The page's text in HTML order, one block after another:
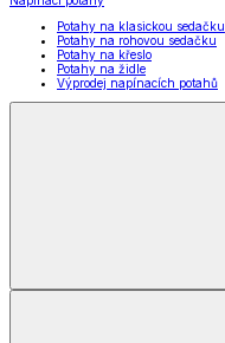
Potahy na klasickou sedačku
Potahy na rohovou sedačku
Potahy na křeslo
Potahy na židle
Výprodej napínacích potahů